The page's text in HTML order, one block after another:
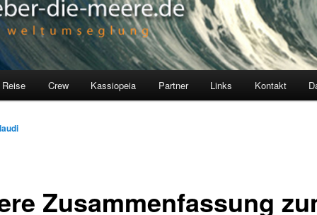
Crew Kassiopeia Partner Links Kontakt
Zusammenfassung